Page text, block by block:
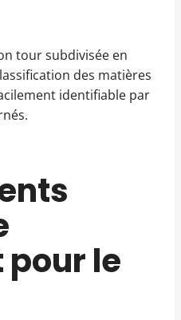
tour subdivisée en
des matières
identifiable par
le